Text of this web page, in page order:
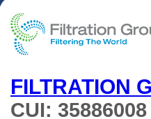
FILTRATION
CUI: 35886008